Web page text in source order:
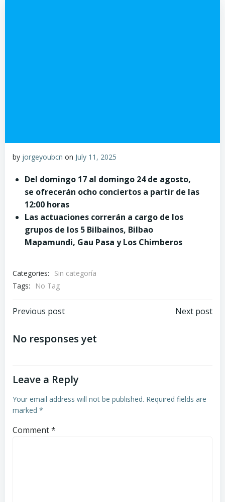
by jorgeyoubcn on July 11, 2025
Del domingo 17 al domingo 24 de agosto,
se ofrecerán ocho conciertos a partir de las
12:00 horas
Las actuaciones correrán a cargo de los
grupos de los 5 Bilbainos, Bilbao
Mapamundi, Gau Pasa y Los Chimberos
Categories:
Sin categoría
Tags:
No Tag
Post
navigation
Previous post Next post
No responses yet
Leave a Reply
Your email address will not be published. Required fields are
marked *
Comment*